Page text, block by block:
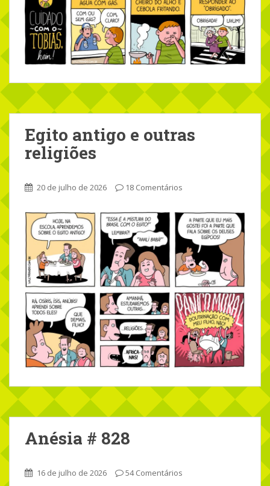
Egito antigo e outras
religiões
20 de julho de 2026 18 Comentários
Anésia # 828
16 de julho de 2026 54 Comentários